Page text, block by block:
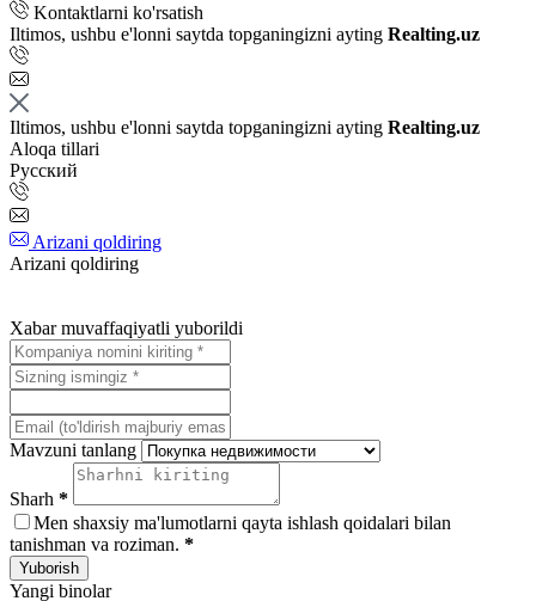
Kontaktlarni ko'rsatish
Iltimos, ushbu e'lonni saytda topganingizni ayting Realting.uz
Iltimos, ushbu e'lonni saytda topganingizni ayting Realting.uz
Aloqa tillari
Русский
Arizani qoldiring
Arizani qoldiring
Xabar muvaffaqiyatli yuborildi
Mavzuni tanlang
Sharh *
Men shaxsiy ma'lumotlarni qayta ishlash qoidalari bilan
tanishman va roziman. *
Yuborish
Yangi binolar